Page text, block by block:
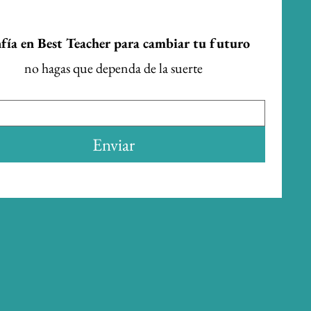
en Best Teacher para cambiar tu futuro
no hagas que dependa de la suerte
Enviar